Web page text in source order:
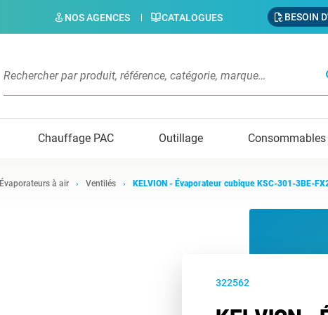
NOS AGENCES CATALOGUES BESOIN
Chauffage PAC Outillage Consommables
Évaporateurs à air Ventilés KELVION - Évaporateur cubique KSC-301-3BE-
322562